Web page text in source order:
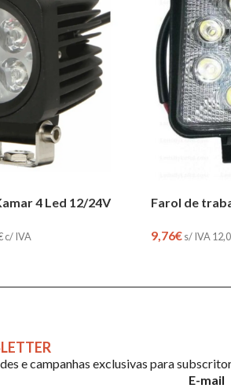
4 Led 12/24V
c/ IVA
Farol de
9,76€s/ IVA
e campanhas exclusivas para
E-mail